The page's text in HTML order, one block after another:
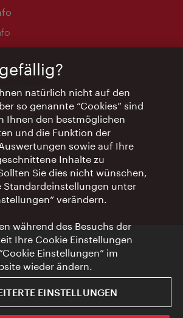
9 – 17 Uhr
rund um die Uhr
natürlich nicht auf den
so genannte “Cookies” sind
Ihnen den bestmöglichen
und die Funktion der
sowie auf Ihre
Inhalte zu
Sie dies nicht wünschen,
Standardeinstellungen unter
verändern.
während des Besuchs der
Ihre Cookie Einstellungen
Einstellungen” im
wieder ändern.
EINSTELLUNGEN